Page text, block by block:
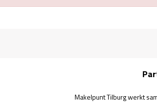
Makelpunt Tilburg werkt